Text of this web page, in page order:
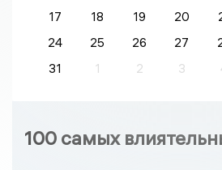
17
18 19 20
24
25 26 27
31
1 2 3
100 самых